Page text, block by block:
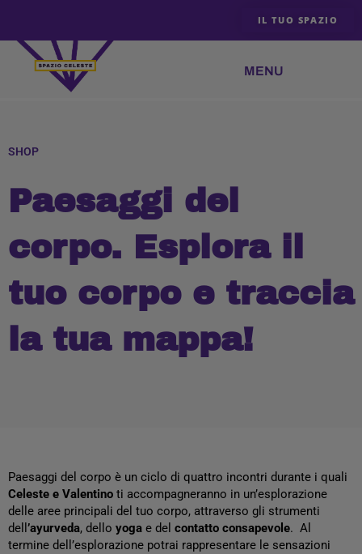
contenuto
IL TUO SPAZIO
SHOP
Paesaggi del
corpo. Esplora il
tuo corpo e traccia
la tua mappa!
Paesaggi del corpo è un ciclo di quattro incontri durante i quali
Celeste e Valentino ti accompagneranno in un’esplorazione
delle aree principali del tuo corpo, attraverso gli strumenti
dell ’ayurveda, dello yoga e del contatto consapevole. Al
termine dell’esplorazione potrai rappresentare le sensazioni